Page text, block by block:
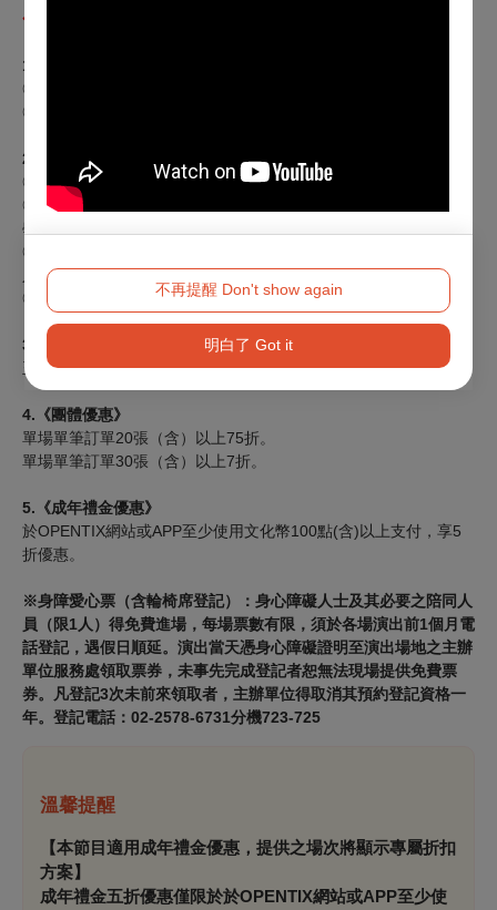
不再提醒 Don't show again
明白了 Got it
◇
1.
◎
◎
2. 《憑證優惠－
入場需出示有效證件》
◎學生（限本人）7折。
◎公務人員憑有效識別證（限本人）8折。另可登錄公務人員終身
學習時數3小時，請於音樂會現場服務台登記。
◎臺北市退休公教人員憑臺北市政府退休公教人員退休證（限本
人）5折。
◎臺北通TaipeiPass實體卡或APP虛擬卡9折。
3.
玉山銀行、台新銀行、台北富邦銀行信用卡卡友9折。
4. 《團體優惠》
單場單筆訂單20張（含）以上75折。
單場單筆訂單30張（含）以上7折。
5.《成年禮金優惠》
於OPENTIX網站或APP至少使用文化幣100點(含)以上支付 ，享5
折優惠。
※身障愛心票（含輪椅席登記）：身心障礙人士及其必要之陪同人
員（限1人）得免費進場，每場票數有限，須於各場演出前1個月電
話登記，遇假日順延。演出當天憑身心障礙證明至演出場地之主辦
單位服務處領取票券，未事先完成登記者恕無法現場提供免費票
券。凡登記3次未前來領取者，主辦單位得取消其預約登記資格一
年。登記電話：02-2578-6731分機723-725
溫馨提醒
【本節目適用成年禮金優惠，提供之場次將顯示專屬折扣
方案】
成年禮金五折優惠僅限於於OPENTIX網站或APP至少使